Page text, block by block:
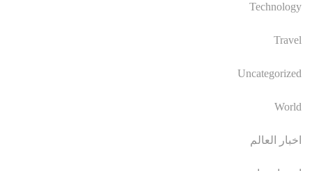
Technology
Travel
Uncategorized
World
اخبار العالم